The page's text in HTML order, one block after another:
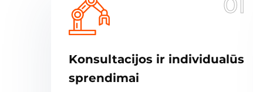
01
Konsultacijos ir individualūs
sprendimai